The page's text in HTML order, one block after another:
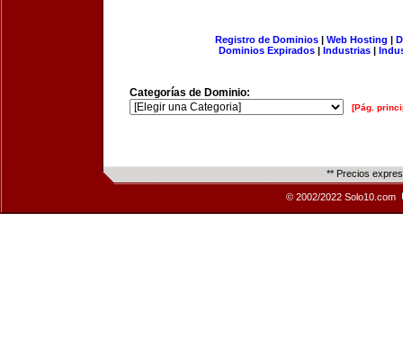
Registro de Dominios| Web Hosting |
Dominios Expirados | Industrias |
Categorías de Dominio:
[Pág.
** Precios
© 2002/2022 Solo10.com